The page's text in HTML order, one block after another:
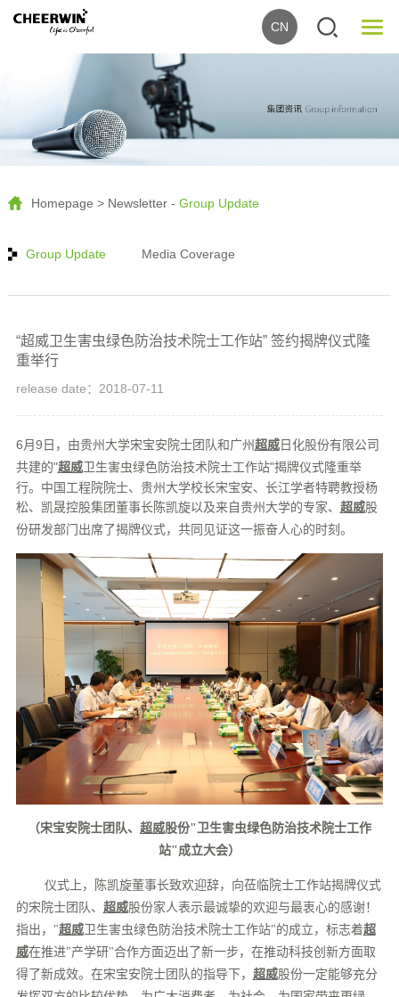
CN
Homepage > Newsletter- Group Update
Group Update Media Coverage
“超威卫生害虫绿色防治技术院士工作站” 签约揭牌仪式隆
重举行
release date：2018-07-11
6月9日，由贵州大学宋宝安院士团队和广州超威日化股份有限公司
共建的"超威卫生害虫绿色防治技术院士工作站"揭牌仪式隆重举
行。中国工程院院士、贵州大学校长宋宝安、长江学者特聘教授杨
松、凯晟控股集团董事长陈凯旋以及来自贵州大学的专家、 超威股
份研发部门出席了揭牌仪式，共同见证这一振奋人心的时刻。
（宋宝安院士团队、 超威股份"卫生害虫绿色防治技术院士工作
站"成立大会）
仪式上，陈凯旋董事长致欢迎辞，向莅临院士工作站揭牌仪式
的宋院士团队、 超威股份家人表示最诚挚的欢迎与最衷心的感谢！
指出，"超威卫生害虫绿色防治技术院士工作站"的成立，标志着超
威在推进"产学研"合作方面迈出了新一步，在推动科技创新方面取
得了新成效。在宋宝安院士团队的指导下， 超威股份一定能够充分